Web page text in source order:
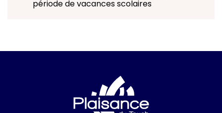
période de vacances scolaires